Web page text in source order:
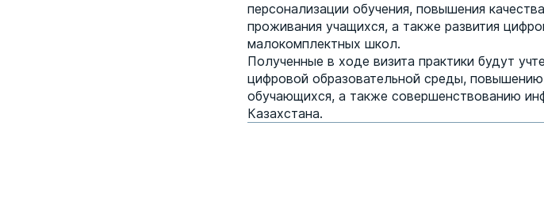
персонализации обучения, повышения
проживания учащихся, а также развития
малокомплектных школ.
Полученные в ходе визита практики будут
цифровой образовательной среды,
обучающихся, а также совершенствованию
Казахстана.